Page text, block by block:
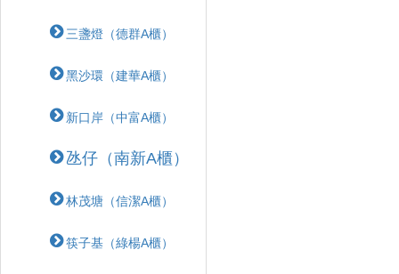
三盞燈（德群A櫃）
黑沙環（建華A櫃）
新口岸（中富A櫃）
氹仔（南新A櫃）
林茂塘（信潔A櫃）
筷子基（綠楊A櫃）